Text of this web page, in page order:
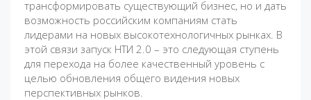
трансформировать существующий бизнес, но и дать
возможность российским компаниям стать
лидерами на новых высокотехнологичных рынках. В
этой связи запуск НТИ 2.0 – это следующая ступень
для перехода на более качественный уровень с
целью обновления общего видения новых
перспективных рынков.